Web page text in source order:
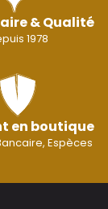
& Qualité
1978
en boutique
Espèces